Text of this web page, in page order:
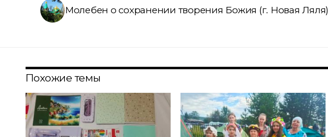
Молебен о сохранении творения Божия (г. Новая Ляля)
Похожие темы